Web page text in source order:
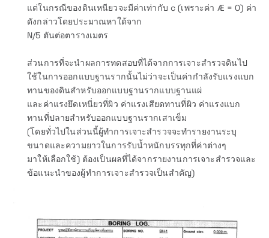
แต่ในกรณีของดินเหนียวจะมีค่าเท่ากับ c (เพราะค่า Æ = 0) ค่า
ดังกล่าวโดยประมาณหาใด้จาก
N/5 ตันต่อตารางเมตร
ส่วนการที่จะนำผลการทดสอบที่ได้จากการเจาะสำรวจดินไป
ใช้ในการออกแบบฐานรากนั้นไม่ว่าจะเป็นค่ากำลังรับแรงแบก
ทานของดินสำหรับออกแบบฐานรากแบบฐานแผ่
และค่าแรงยึดเหนี่ยวที่ผิว ค่าแรงเสียดทานที่ผิว ค่าแรงแบก
ทานที่ปลายสำหรับออกแบบฐานรากเสาเข็ม
(โดยทั่วไปในส่วนนี้ผู้ทำการเจาะสำรวจจะทำรายงานระบุ
ขนาดและความยาวในการรับน้ำหนักบรรทุกที่ค่าต่างๆ
มาให้เลือกใช้) ต้องเป็นผลที่ได้จากรายงานการเจาะสำรวจและ
ข้อแนะนำของผู้ทำการเจาะสำรวจเป็นสำคัญ)